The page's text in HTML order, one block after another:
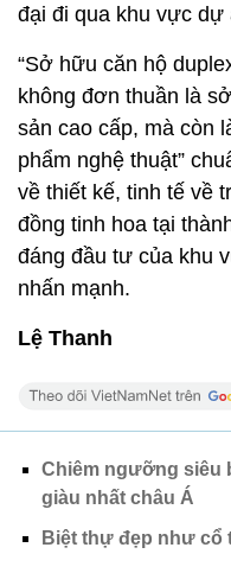
đại đi qua khu vực dự
“Sở hữu căn hộ
không đơn thuần là
sản cao cấp, mà còn
phẩm nghệ thuật”
về thiết kế, tinh tế về
đồng tinh hoa tại
đáng đầu tư của khu
nhấn mạnh.
Lệ Thanh
Chiêm ngưỡng siêu
giàu nhất châu Á
Biệt thự đẹp như cổ